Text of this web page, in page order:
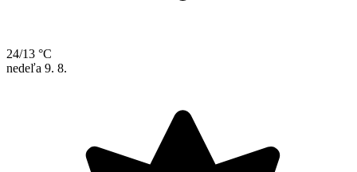
24/13 °C
nedeľa 9. 8.